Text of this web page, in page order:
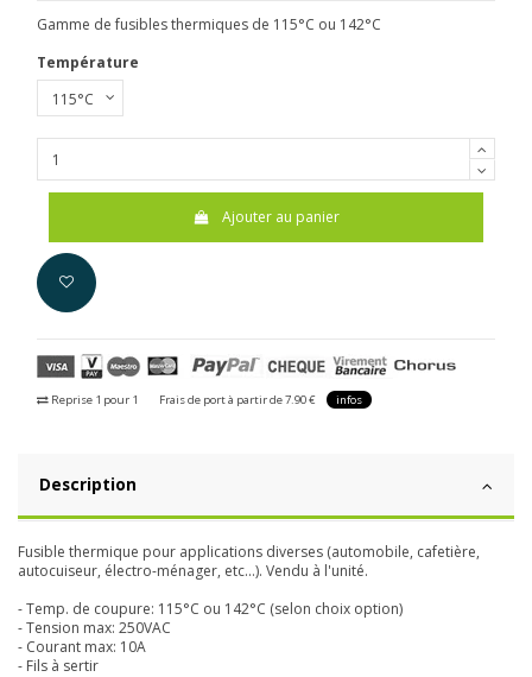
Gamme de fusibles thermiques de 115°C ou 142°C
Température
Ajouter au panier
Reprise 1 pour 1 Frais de port à partir de 7.90 € infos
Description
Fusible thermique pour applications diverses (automobile, cafetière,
autocuiseur, électro-ménager, etc...). Vendu à l'unité.
- Temp. de coupure: 115°C ou 142°C (selon choix option)
- Tension max: 250VAC
- Courant max: 10A
- Fils à sertir